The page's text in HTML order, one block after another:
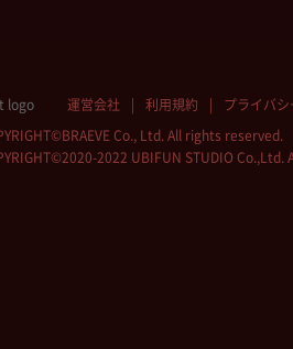
運営会社 利用規約 プライバシ
Co., Ltd. All rights reserved.
2022 UBIFUN STUDIO Co.,Ltd.